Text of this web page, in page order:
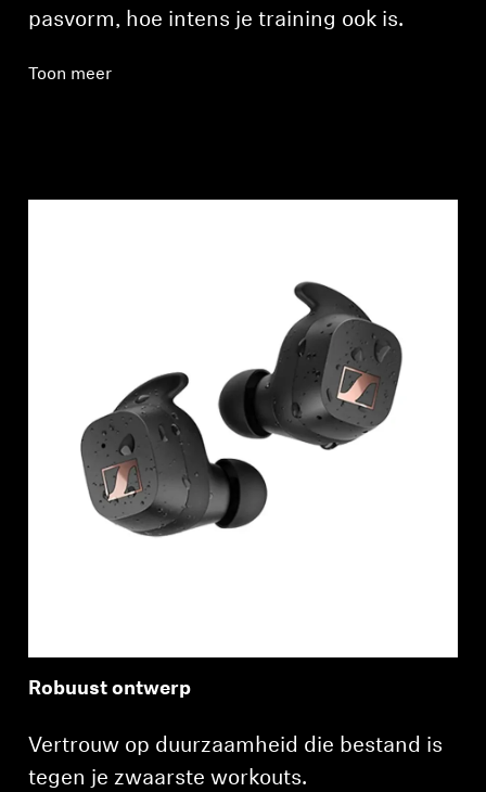
pasvorm, hoe intens je training ook is.
Toon meer
Robuust ontwerp
Vertrouw op duurzaamheid die bestand is
tegen je zwaarste workouts.